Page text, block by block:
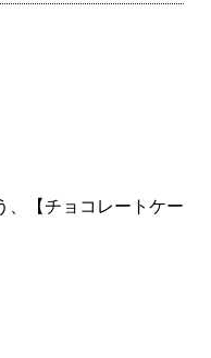
、【チョコレートケー